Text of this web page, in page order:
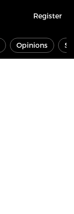
Register
Opinions